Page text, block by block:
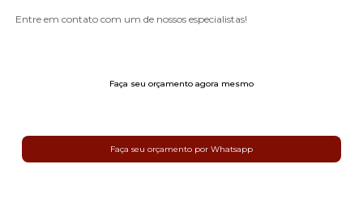
Entre em contato com um de nossos especialistas!
Faça seu orçamento agora mesmo
Faça seu orçamento por Whatsapp